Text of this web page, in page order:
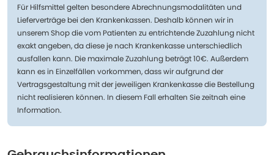
Für Hilfsmittel gelten besondere Abrechnungsmodalitäten und
Lieferverträge bei den Krankenkassen. Deshalb können wir in
unserem Shop die vom Patienten zu entrichtende Zuzahlung nicht
exakt angeben, da diese je nach Krankenkasse unterschiedlich
ausfallen kann. Die maximale Zuzahlung beträgt 10€. Außerdem
kann es in Einzelfällen vorkommen, dass wir aufgrund der
Vertragsgestaltung mit der jeweiligen Krankenkasse die Bestellung
nicht realisieren können. In diesem Fall erhalten Sie zeitnah eine
Information.